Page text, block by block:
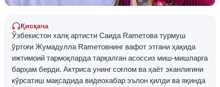
Қисқача
Ўзбекистон халқ артисти Саида Ramетова турмуш
ўртоғи Жумадулла Ramетовнинг вафот этгани ҳақида
ижтимоий тармоқларда тарқалган асоссиз миш-мишларга
барҳам берди. Актриса унинг соғлом ва ҳаёт эканлигини
кўрсатиш мақсадида видеохабар эълон қилди ва яқинда